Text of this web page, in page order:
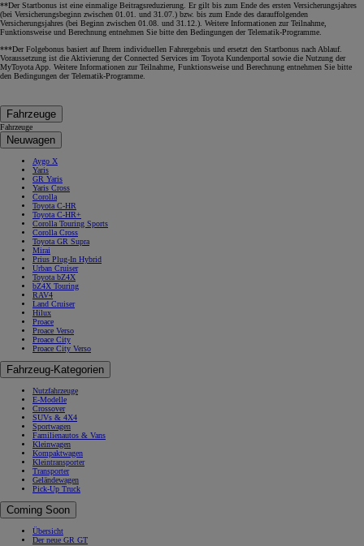
**Der Startbonus ist eine einmalige Beitragsreduzierung. Er gilt bis zum Ende des ersten Versicherungsjahres
(bei Versicherungsbeginn zwischen 01.01. und 31.07.) bzw. bis zum Ende des darauffolgenden
Versicherungsjahres (bei Beginn zwischen 01.08. und 31.12.). Weitere Informationen zur Teilnahme,
Funktionsweise und Berechnung entnehmen Sie bitte den Bedingungen der Telematik-Programme.
***Der Folgebonus basiert auf Ihrem individuellen Fahrergebnis und ersetzt den Startbonus nach Ablauf.
Voraussetzung ist die Aktivierung der Connected Services im Toyota Kundenportal sowie die Nutzung der
MyToyota App. Weitere Informationen zur Teilnahme, Funktionsweise und Berechnung entnehmen Sie bitte
den Bedingungen der Telematik-Programme.
Fahrzeuge
Fahrzeuge
Neuwagen
Aygo X
Yaris
GR Yaris
Yaris Cross
Corolla
Toyota C-HR
Toyota C-HR+
Corolla Touring Sports
Corolla Cross
Toyota GR Supra
Mirai
Prius Plug-In Hybrid
Urban Cruiser
Toyota bZ4X
bZ4X Touring
RAV4
Land Cruiser
Hilux
Proace
Proace Verso
Proace City
Proace City Verso
Fahrzeug-Kategorien
Nutzfahrzeuge
E-Modelle
Crossover
SUVs & 4X4
Sportwagen
Familienautos & Vans
Kleinwagen
Kompaktwagen
Kleintransporter
Transporter
Geländewagen
Pick-Up Truck
Coming Soon
Übersicht
Der neue GR GT